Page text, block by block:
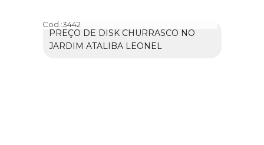
Cod.:3442
PREÇO DE DISK CHURRASCO NO
JARDIM ATALIBA LEONEL